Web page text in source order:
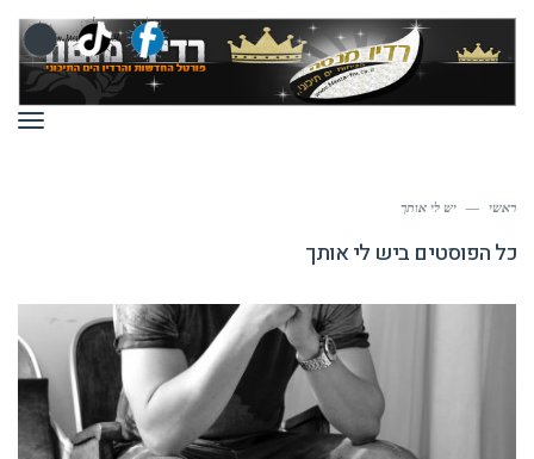
ראשי — יש לי אותך
כל הפוסטים ביש לי אותך